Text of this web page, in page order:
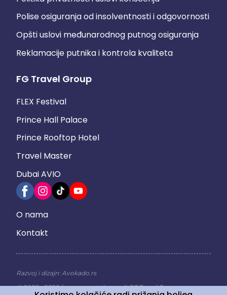
Polise osiguranja od insolventnosti i odgovornosti
Opšti uslovi međunarodnog putnog osiguranja
Reklamacije putnika i kontrola kvaliteta
FG Travel Group
FLEX Festival
Prince Hall Palace
Prince Rooftop Hotel
Travel Master
Dubai AVIO
Footer
Menu
O nama
Kontakt
Razvoj i dizajn: Avokado.rs
© 2009 - 2026 / sva prava zadrzana © FG Travel Group